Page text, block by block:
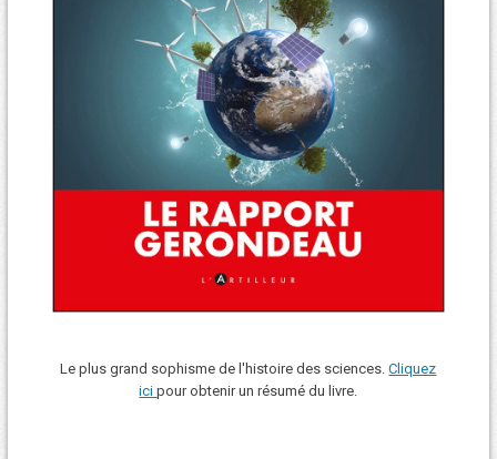
Le plus grand sophisme de l'histoire des sciences.Cliquez
icipour obtenir un résumé du livre.